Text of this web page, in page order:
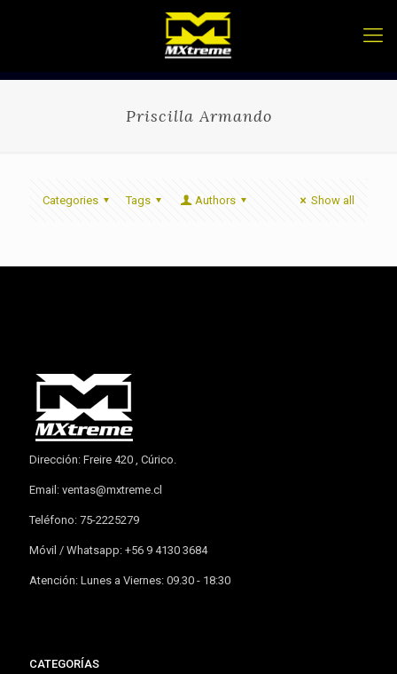
Priscilla Armando
Categories Tags Authors Show all
Dirección: Freire 420 , Cúrico.
Email: ventas@mxtreme.cl
Teléfono: 75-2225279
Móvil / Whatsapp: +56 9 4130 3684
Atención: Lunes a Viernes: 09.30 - 18:30
CATEGORÍAS